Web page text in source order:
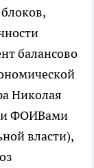
балансово
Николая
ФОИВами
власти),